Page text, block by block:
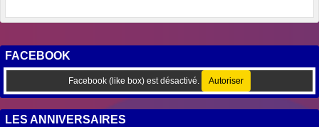
FACEBOOK
Facebook (like box) est désactivé. Autoriser
LES ANNIVERSAIRES